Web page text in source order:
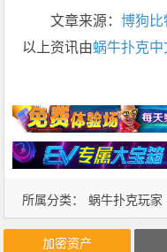
所属分类： 蜗牛扑克玩家
文章来源：博狗比
以上资讯由蜗牛扑克中
加密资产